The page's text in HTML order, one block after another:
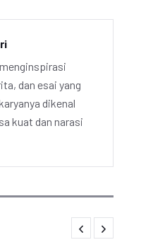
dan esai yang
dikenal
kuat dan narasi